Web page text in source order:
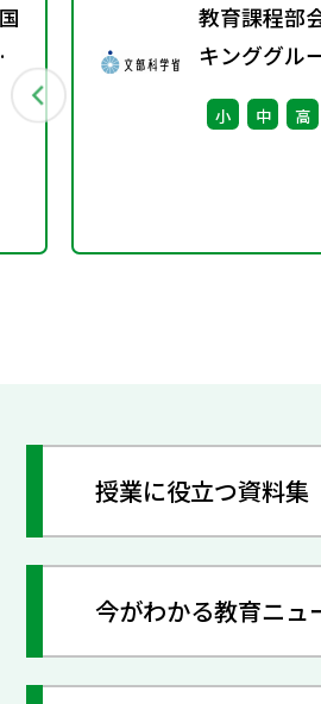
教育課程部
キンググル
回） 配付
小 中 高
授業に役立つ資料集
今がわかる教育ニュ